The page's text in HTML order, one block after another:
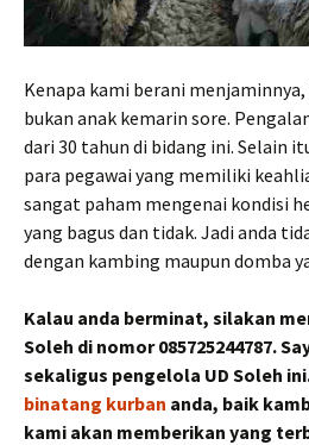
Kenapa kami berani
bukan anak kemarin sore.
dari 30 tahun di bidang ini. Selain
para pegawai yang memiliki
sangat paham mengenai kondisi
yang bagus dan tidak. Jadi anda
dengan kambing maupun domba
Kalau anda berminat, silakan
Soleh di nomor 085725244787.
sekaligus pengelola UD Soleh
binatang kurban anda, baik
kami akan memberikan yang